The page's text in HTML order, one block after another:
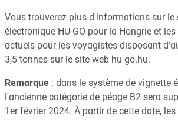
Vous trouverez plus d'informations sur le
électronique HU-GO pour la Hongrie et
actuels pour les voyagistes disposant
3,5 tonnes sur le site web hu-go.hu.
Remarque : dans le système de vignette
l'ancienne catégorie de péage B2 sera
1er février 2024. À partir de cette date,